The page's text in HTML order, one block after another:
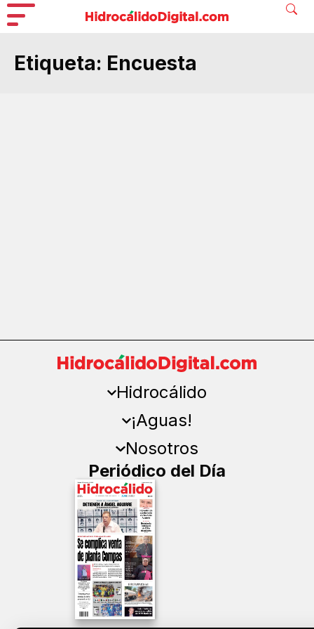
Etiqueta: Encuesta
Hidrocálido
¡Aguas!
Nosotros
Periódico del Día